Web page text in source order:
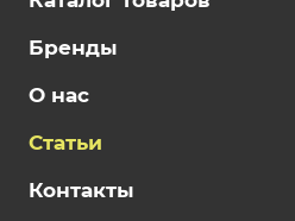
Бренды
О нас
Статьи
Контакты